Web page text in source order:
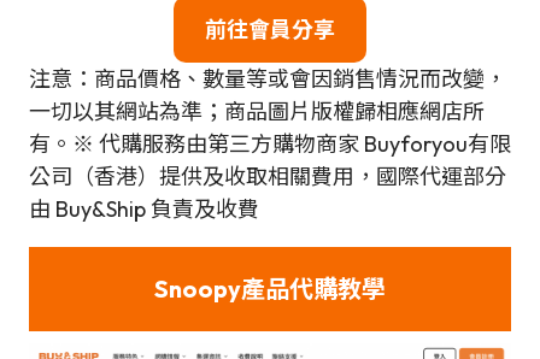
前往會員分享
注意：商品價格、數量等或會因銷售情況而改變，
一切以其網站為準；商品圖片版權歸相應網店所
有。※ 代購服務由第三方購物商家 Buyforyou有限
公司（香港）提供及收取相關費用，國際代運部分
由 Buy&Ship 負責及收費
Snoopy產品代購教學